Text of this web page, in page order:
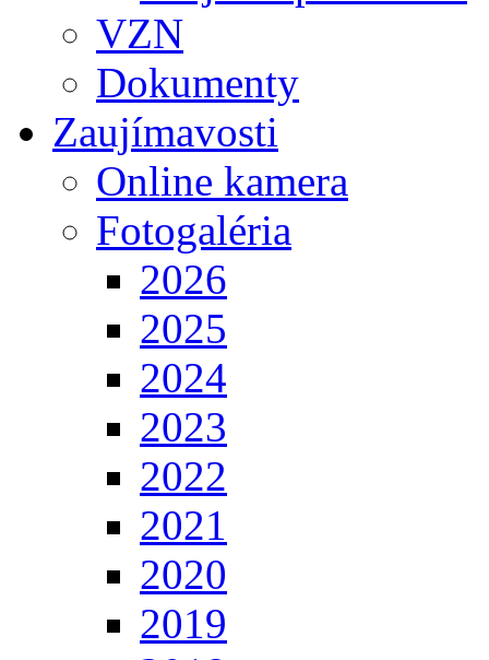
VZN
Dokumenty
Zaujímavosti
Online kamera
Fotogaléria
2026
2025
2024
2023
2022
2021
2020
2019